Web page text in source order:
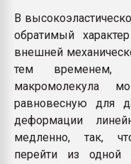
В
обратимый
внешней
тем временем,
макромолекула
равновесную для
деформации
медленно, так,
перейти из одной